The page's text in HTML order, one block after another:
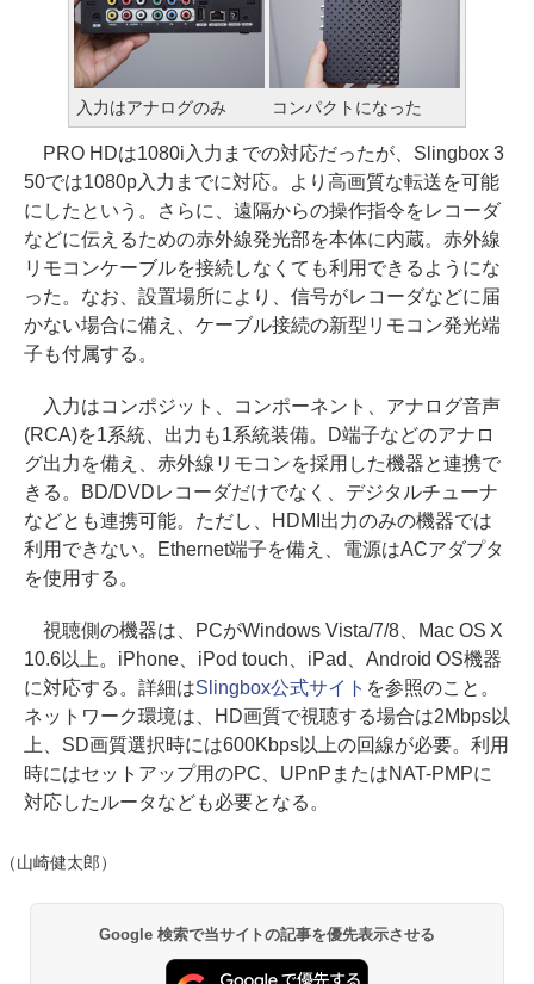
入力はアナログのみ コンパクトになった
PRO HDは1080i入力までの対応だったが、Slingbox 3
50では1080p入力までに対応。より高画質な転送を可能
にしたという。さらに、遠隔からの操作指令をレコーダ
などに伝えるための赤外線発光部を本体に内蔵。赤外線
リモコンケーブルを接続しなくても利用できるようにな
った。なお、設置場所により、信号がレコーダなどに届
かない場合に備え、ケーブル接続の新型リモコン発光端
子も付属する。
入力はコンポジット、コンポーネント、アナログ音声
(RCA)を1系統、出力も1系統装備。D端子などのアナロ
グ出力を備え、赤外線リモコンを採用した機器と連携で
きる。BD/DVDレコーダだけでなく、デジタルチューナ
などとも連携可能。ただし、HDMI出力のみの機器では
利用できない。Ethernet端子を備え、電源はACアダプタ
を使用する。
視聴側の機器は、PCがWindows Vista/7/8、Mac OS X
10.6以上。iPhone、iPod touch、iPad、Android OS機器
に対応する。詳細はSlingbox公式サイト を参照のこと。
ネットワーク環境は、HD画質で視聴する場合は2Mbps以
上、SD画質選択時には600Kbps以上の回線が必要。利用
時にはセットアップ用のPC、UPnPまたはNAT-PMPに
対応したルータなども必要となる。
（山崎健太郎）
Google 検索で当サイトの記事を優先表示させる